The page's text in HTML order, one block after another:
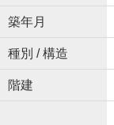
築年月
種別 / 構造
階建